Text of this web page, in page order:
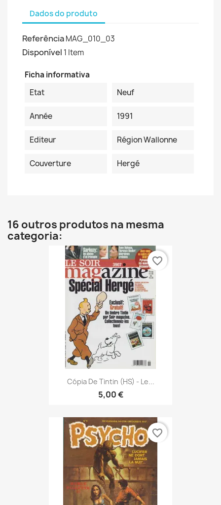
Dados do produto
ReferênciaMAG_010_03
Disponível 1 Item
Ficha informativa
Etat
Neuf
Année 1991
Editeur Région Wallonne
Couverture Hergé
16 outros produtos na mesma
categoria:
Cópia De Tintin (HS) - Le...
5,00 €
favorite_border
favorite_border